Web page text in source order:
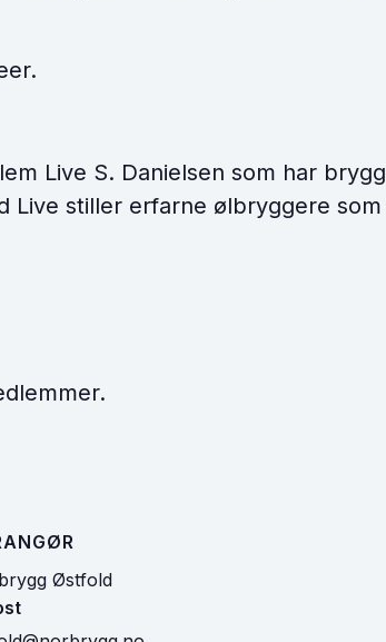
Live S. Danielsen som har
stiller erfarne ølbryggere
Østfold